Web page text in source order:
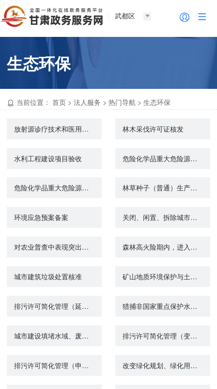
武都区
生态环保
当前位置： 首页 >法人服务 >热门导航 >生态环保
放射源诊疗技术和医用辐射机构许可（新办、新增设备） 林木采伐许可证核发
水利工程建设项目验收 危险化学品重大危险源备案核销
危险化学品重大危险源备案 林草种子（普通）生产经营许可证核发
环境应急预案备案 关闭、闲置、拆除城市环卫设施许可
对农业普查中表现突出的单位和个人给予奖励 森林高火险期内，进入森林高火险区的活动审批
城市建筑垃圾处置核准 矿山地质环境保护与土地复垦方案
排污许可简化管理（延续） 猎捕非国家重点保护水生野生动物审批
城市建设填堵水域、废除围堤审核 排污许可简化管理（变更）
排污许可简化管理（申请、重新申请） 改变绿化规划、绿化用地的使用性质审批